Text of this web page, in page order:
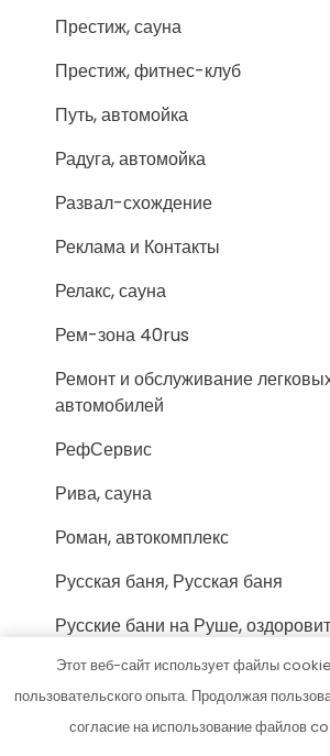
Престиж, сауна
Престиж, фитнес-клуб
Путь, автомойка
Радуга, автомойка
Развал-схождение
Реклама и Контакты
Релакс, сауна
Рем-зона 40rus
Ремонт и обслуживание
автомобилей
РефСервис
Рива, сауна
Роман, автокомплекс
Русская баня, Русская баня
Русские бани на Руше,
Русские Парные&к33, Сауна
парные
Этот веб-сайт использует файлы
пользовательского опыта. Продолжая
согласие на использование файлов